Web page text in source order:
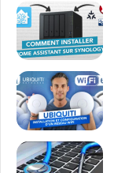
s
e
m
a